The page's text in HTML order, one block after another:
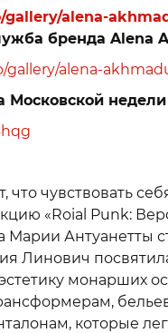
alena-
бренда Alena
alena-
Московской
что чувствовать
«Roial Punk:
Марии Антуанетты
Линович
монарших
которые